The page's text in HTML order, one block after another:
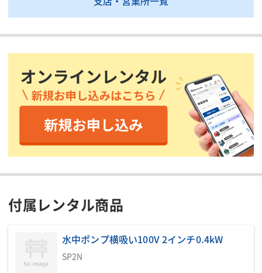
炭酸ガスボンベ集合装置
ガス取り30kgボンベ5本
全幅(mm)
1500
質量(kg)
530
接続(A)
流入口:80/放流口:150
原水槽ノッチタンク(推奨サイ
ズ10〜20㎥程度)
本体以外 必要商品②
原水ポンプ3インチ3.7kW
放流ポンプ3インチ3.7kW(自然
掲載されている仕様は、代表的な機種です。実際に納品されるものとは異なる場合
がございます。詳しい仕様につきましては、最寄の営業所までお問い合わせ下さ
付属レンタル商品
水中ポンプ横吸い100V 2インチ0.4kW
SP2N